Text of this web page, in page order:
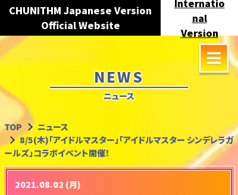
CHUNITHM Japanese Version
Official Website
nal
Version
NEWS
ニュース
TOP
ニュース
8/5(木)「アイドルマスター」「アイドルマスター シンデレラガ
ールズ」コラボイベント開催！
2021.08.02 (月)